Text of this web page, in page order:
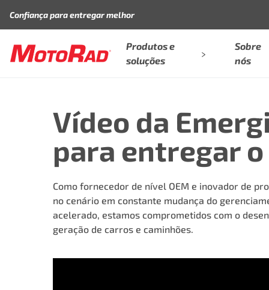
Confiança para entregar melhor
Produtos e
soluções
Sobre
nós
Vídeo da
para entregar
Como fornecedor de nível OEM e inovador de
no cenário em constante mudança do
acelerado, estamos comprometidos com o
geração de carros e caminhões.